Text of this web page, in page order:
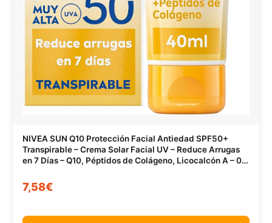
NIVEA SUN Q10 Protección Facial Antiedad SPF50+
Transpirable – Crema Solar Facial UV – Reduce Arrugas
en 7 Días – Q10, Péptidos de Colágeno, Licocalcón A – 0%
7,58€